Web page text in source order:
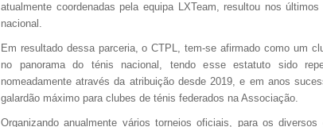
atualmente coordenadas pela equipa LXTeam, resultou nos
nacional.
Em resultado dessa parceria, o CTPL, tem-se afirmado como um
no panorama do ténis nacional, tendo esse estatuto sido
nomeadamente através da atribuição desde 2019, e em anos
galardão máximo para clubes de ténis federados na Associação.
Organizando anualmente vários torneios oficiais, para os